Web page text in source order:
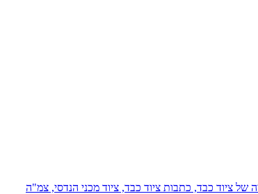
של ציוד כבד, כתבות ציוד כבד, ציוד מכני הנדסי, צמ"ה